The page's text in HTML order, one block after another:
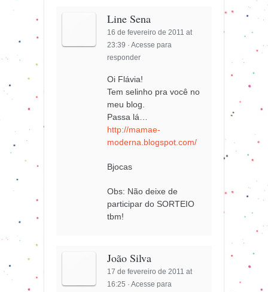
Line Sena
16 de fevereiro de 2011 at
23:39 ·Acesse para
responder
Oi Flávia!
Tem selinho pra você no
meu blog.
Passa lá…
http://mamae-
moderna.blogspot.com/
Bjocas
Obs: Não deixe de
participar do SORTEIO
tbm!
João Silva
17 de fevereiro de 2011 at
16:25 ·Acesse para